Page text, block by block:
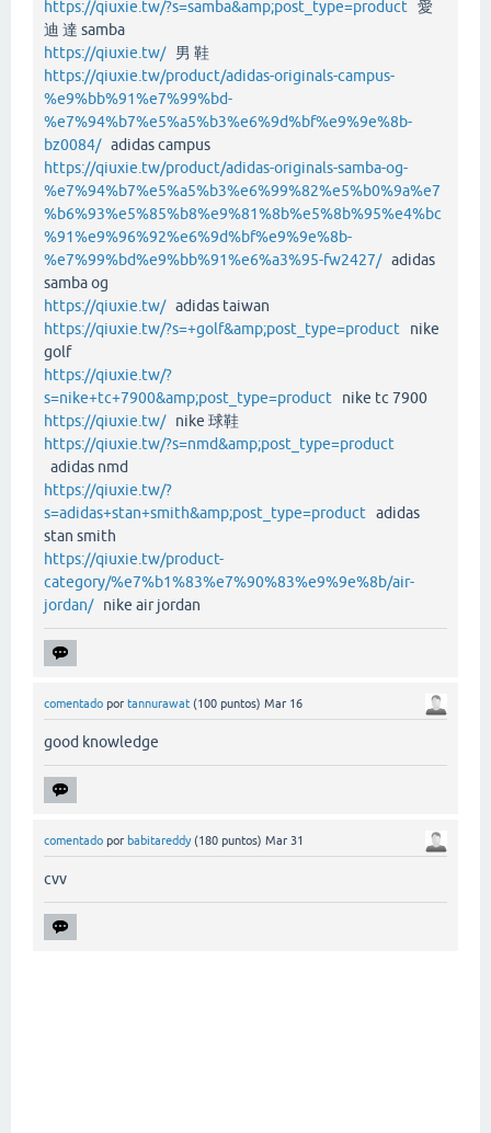
https://qiuxie.tw/?s=samba&amp;post_type=product 愛
迪 達 samba
https://qiuxie.tw/男 鞋
https://qiuxie.tw/product/adidas-originals-campus-
%e9%bb%91%e7%99%bd-
%e7%94%b7%e5%a5%b3%e6%9d%bf%e9%9e%8b-
bz0084/adidas campus
https://qiuxie.tw/product/adidas-originals-samba-og-
%e7%94%b7%e5%a5%b3%e6%99%82%e5%b0%9a%e7
%b6%93%e5%85%b8%e9%81%8b%e5%8b%95%e4%bc
%91%e9%96%92%e6%9d%bf%e9%9e%8b-
%e7%99%bd%e9%bb%91%e6%a3%95-fw2427/adidas
samba og
https://qiuxie.tw/adidas taiwan
https://qiuxie.tw/?s=+golf&amp;post_type=product nike
golf
https://qiuxie.tw/?
s=nike+tc+7900&amp;post_type=product nike tc 7900
https://qiuxie.tw/nike 球鞋
https://qiuxie.tw/?s=nmd&amp;post_type=product
adidas nmd
https://qiuxie.tw/?
s=adidas+stan+smith&amp;post_type=product adidas
stan smith
https://qiuxie.tw/product-
category/%e7%b1%83%e7%90%83%e9%9e%8b/air-
jordan/nike air jordan
comentado por tannurawat (100 puntos) Mar 16
good knowledge
comentado por babitareddy (180 puntos) Mar 31
cvv